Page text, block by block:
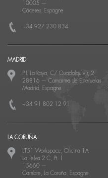
10005 —
Cáceres, Espagne
+34 927 230 834
MADRID
P.I. La Raya, C/ Guadalquivir, 2
28816 — Camarma de Esteruelas
Madrid, Espagne
+34 91 802 12 91
LA CORUÑA
LT51 Workspace, Oficina 1A
La Telva 2 C, Pt. 1
15660 —
Cambre, La Coruña, Espagne